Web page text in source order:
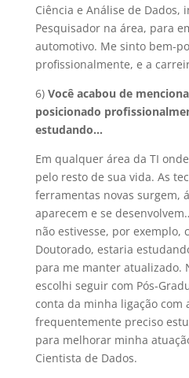
Ciência e Análise de Dados,
Pesquisador na área, para
automotivo. Me sinto bem-
profissionalmente, e a
6) Você acabou de
posicionado
estudando…
Em qualquer área da TI
pelo resto de sua vida. As
ferramentas novas surgem,
aparecem e se
não estivesse, por exemplo,
Doutorado, estaria
para me manter atualizado.
escolhi seguir com Pós-
conta da minha ligação com
frequentemente preciso
para melhorar minha
Cientista de Dados.